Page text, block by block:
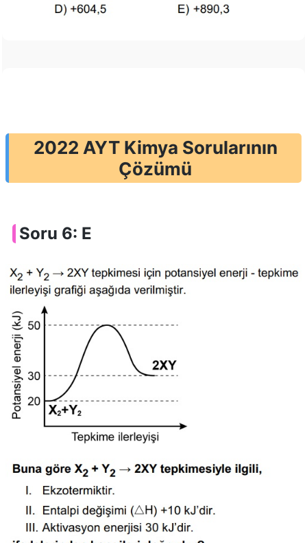
2022 AYT Kimya Sorularının
Çözümü
Soru 6: E